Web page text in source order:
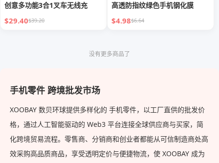
创意多功能3合1叉车无线充
$29.40$39.20
高透防指纹绿色手机钢化膜
$4.98$6.64
没有更多商品了
手机零件 跨境批发市场
XOOBAY 数贝环球提供多样化的 手机零件，以工厂直供的批发价
格，通过人工智能驱动的 Web3 平台连接全球供应商与买家，简
化跨境贸易流程。零售商、分销商和创业者都能从可信制造商处高
效采购高品质商品，享受透明定价与便捷物流，使 XOOBAY 成为